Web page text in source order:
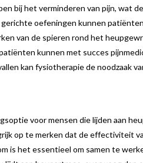
bij het verminderen van pijn, wat
gerichte oefeningen kunnen
van de spieren rond het
kunnen met succes
kan fysiotherapie de noodzaak
voor mensen die lijden aan
op te merken dat de effectiviteit
is het essentieel om samen te